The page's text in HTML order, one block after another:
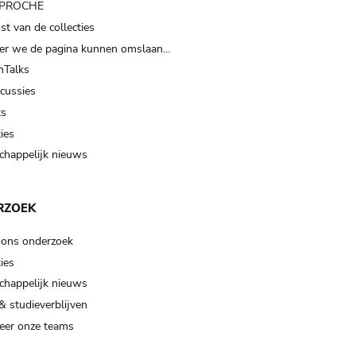
van de collecties
we de pagina kunnen omslaan…
nieuws
onderzoek
nieuws
studieverblijven
onze teams